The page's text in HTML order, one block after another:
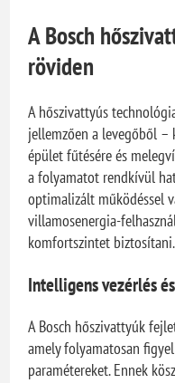
A Bosch
röviden
A hőszivattyús
jellemzően a levegőből
épület fűtésére és
a folyamatot rendkívül
optimalizált működéssel
villamosenergia-
komfortszintet biztosítani.
Intelligens vezérlés
A Bosch hőszivattyúk
amely folyamatosan
paramétereket. Ennek